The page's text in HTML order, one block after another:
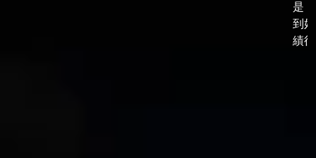
是
到
績